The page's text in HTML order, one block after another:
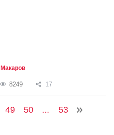
8249 17
49 50 ... 53